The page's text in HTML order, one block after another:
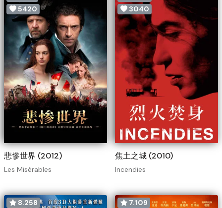
5420
悲惨世界 (2012)
Les Misérables
3040
焦土之城 (2010)
Incendies
8.258
7.109